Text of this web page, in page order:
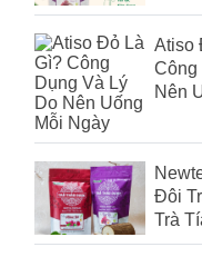
Gió
Atiso
Công
Nên
Đôi
Trà